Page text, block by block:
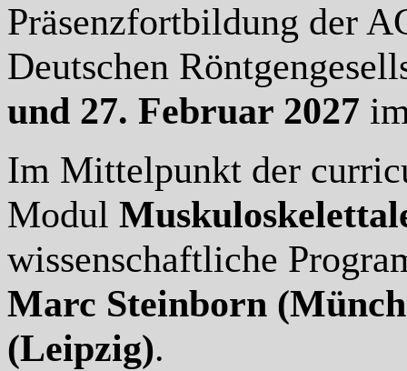
Präsenzfortbildung der
Deutschen
und 27. Februar 2027
Im Mittelpunkt der
Modul
wissenschaftliche
Marc Steinborn
(Leipzig).